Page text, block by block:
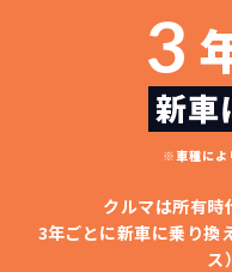
3
新車
※車種によ
クルマは所有時
3年ごとに新車に乗り換
ス